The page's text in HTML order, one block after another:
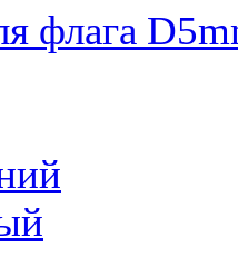
флага